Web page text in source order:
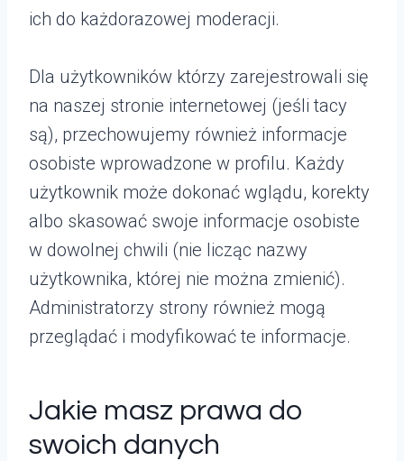
ich do każdorazowej moderacji.
Dla użytkowników którzy zarejestrowali się
na naszej stronie internetowej (jeśli tacy
są), przechowujemy również informacje
osobiste wprowadzone w profilu. Każdy
użytkownik może dokonać wglądu, korekty
albo skasować swoje informacje osobiste
w dowolnej chwili (nie licząc nazwy
użytkownika, której nie można zmienić).
Administratorzy strony również mogą
przeglądać i modyfikować te informacje.
Jakie masz prawa do
swoich danych